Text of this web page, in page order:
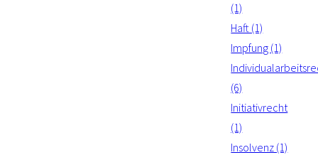
(1)
Haft (1)
Impfung (1)
(6)
Initiativrecht
(1)
Insolvenz (1)